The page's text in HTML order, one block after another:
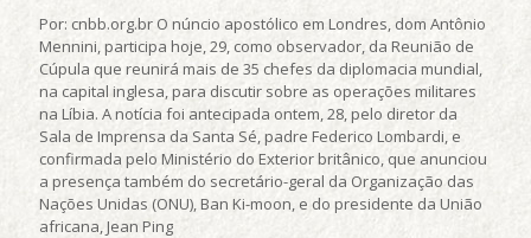
Por: cnbb.org.br O núncio apostólico em Londres, dom Antônio
Mennini, participa hoje, 29, como observador, da Reunião de
Cúpula que reunirá mais de 35 chefes da diplomacia mundial,
na capital inglesa, para discutir sobre as operações militares
na Líbia. A notícia foi antecipada ontem, 28, pelo diretor da
Sala de Imprensa da Santa Sé, padre Federico Lombardi, e
confirmada pelo Ministério do Exterior britânico, que anunciou
a presença também do secretário-geral da Organização das
Nações Unidas (ONU), Ban Ki-moon, e do presidente da União
africana, Jean Ping